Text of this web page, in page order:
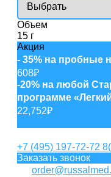
Объем
15 г
Акция
- 35% на пробные
608₽
-20% на любой
программе
22,752₽
+7 (495) 197-72-72
Заказать звонок